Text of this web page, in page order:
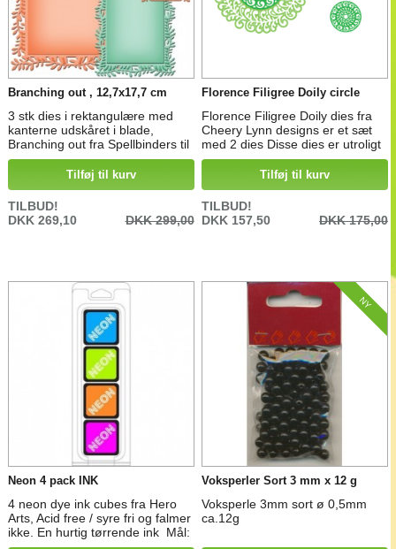
Branching out , 12,7x17,7 cm
3 stk dies i rektangulære med
kanterne udskåret i blade,
Branching out fra Spellbinders til
udstansning i stansemaskiner.
Mål. udskåret 8,3 cm x 5 cm,
12,7 cm x 6,2 cm og 16,5 cm x
12 cm
Tilføj til kurv
TILBUD!
DKK 269,10
DKK 299,00
Florence Filigree Doily circle
Florence Filigree Doily dies fra
Cheery Lynn designs er et sæt
med 2 dies Disse dies er utroligt
detalieret og fantastisk flotte til
rammer og pynt på kort, æsker
og scrapbooking. Mål: 10,9 i
diameter og 5,1 i diameter Til
nogle standsemaskiner er det
nødvendigt med en metalplade
Tilføj til kurv
TILBUD!
DKK 157,50
DKK 175,00
Neon 4 pack INK
4 neon dye ink cubes fra Hero
Arts, Acid free / syre fri og falmer
ikke. En hurtig tørrende ink Mål:
NY
Voksperler Sort 3 mm x 12 g
Voksperle 3mm sort ø 0,5mm
ca.12g